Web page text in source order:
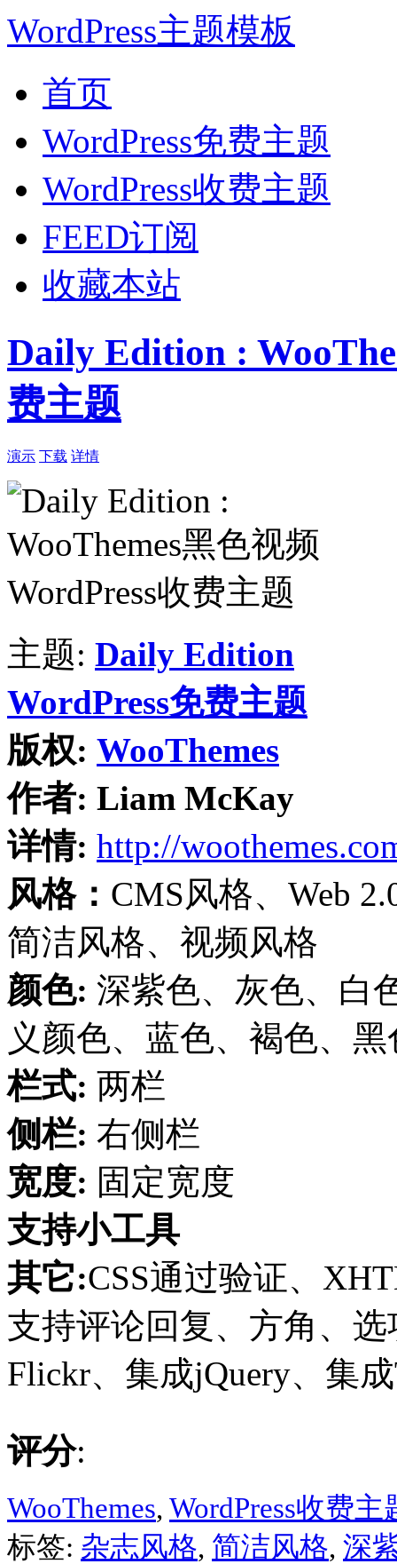
WordPress主题模板
首页
WordPress免费主题
WordPress收费主题
FEED订阅
收藏本站
Daily Edition :
费主题
演示 下载 详情
主题: Daily Edition
WordPress免费主题
版权: WooThemes
作者: Liam McKay
详情: http://
风格： CMS风格、Web
简洁风格、视频风格
颜色: 深紫色、灰色、白
义颜色、蓝色、褐色、黑
栏式: 两栏
侧栏: 右侧栏
宽度: 固定宽度
支持小工具
其它:CSS通过验证、
支持评论回复、方角、选
Flickr、集成jQuery、集
评分:
WooThemes, WordPress收费主
标签: 杂志风格, 简洁风格, 深